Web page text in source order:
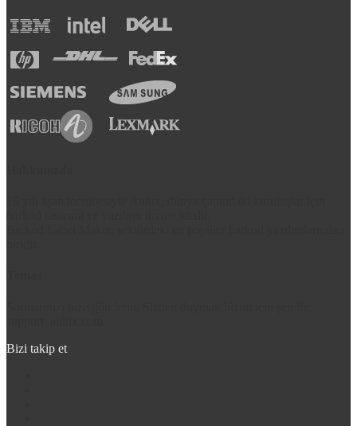
Bizi takip et